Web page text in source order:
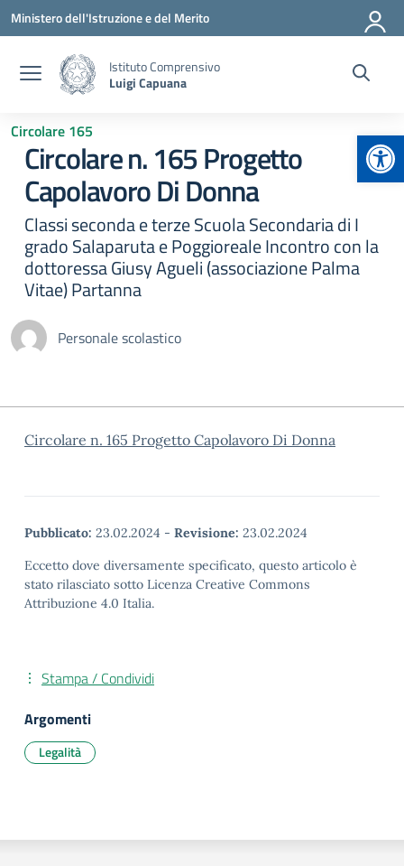
Vai ai contenuti
Vai al menu di navigazione
Vai al footer
Ministero dell'Istruzione e del Merito
Istituto Comprensivo
Luigi Capuana
Circolare 165
Circolare n. 165 Progetto
Capolavoro Di Donna
Classi seconda e terze Scuola Secondaria di I
grado Salaparuta e Poggioreale Incontro con la
dottoressa Giusy Agueli (associazione Palma
Vitae) Partanna
Personale scolastico
Circolare n. 165 Progetto Capolavoro Di Donna
Pubblicato: 23.02.2024 - Revisione: 23.02.2024
Eccetto dove diversamente specificato, questo articolo è
stato rilasciato sotto Licenza Creative Commons
Attribuzione 4.0 Italia.
Stampa / Condividi
Argomenti
Legalità